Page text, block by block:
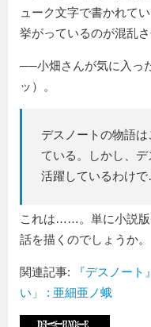
ューク文字で書かれて
挙がっているのが混乱さ
──小畑さんが気に入っ
ッ）。
デスノートの物語
ている。しかし、
活躍しているわけ
これは……。単に小説版
話を描くのでしょうか。
関連記事:
『デスノー
い」 : 亜細亜ノ蛾